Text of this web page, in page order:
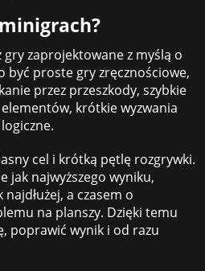
zaprojektowane z myślą o
być proste gry zręcznościowe,
przez przeszkody, szybkie
krótkie wyzwania
cel i krótką pętlę rozgrywki.
jak najwyższego wyniku,
a czasem o
na planszy. Dzięki temu
poprawić wynik i od razu